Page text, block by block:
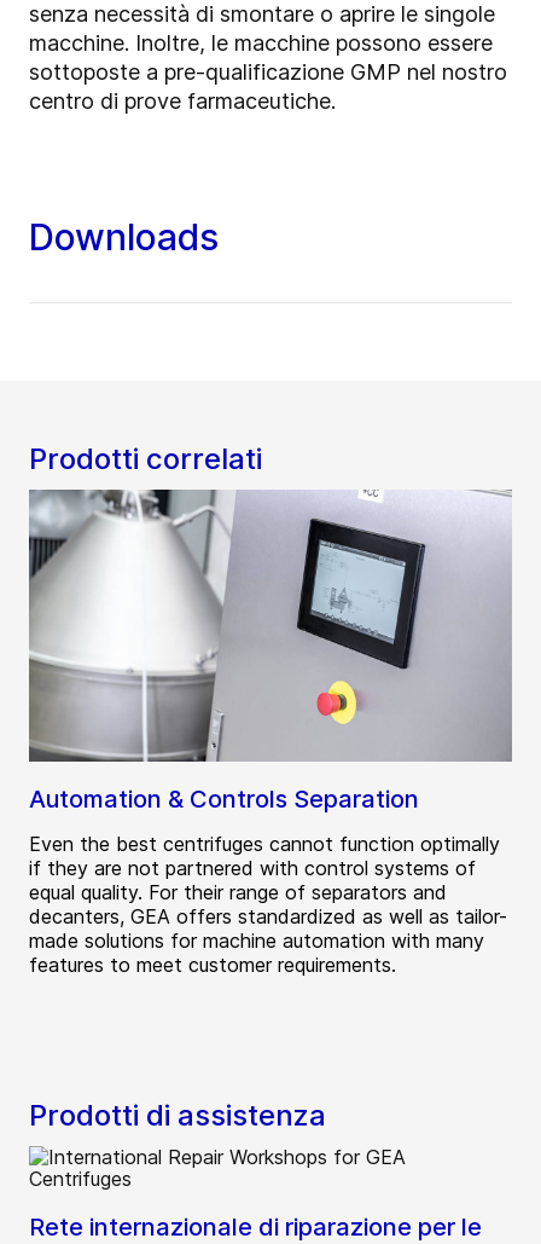
senza necessità di smontare o aprire le singole
macchine. Inoltre, le macchine possono essere
sottoposte a pre-qualificazione GMP nel nostro
centro di prove farmaceutiche.
Downloads
Prodotti correlati
Automation & Controls Separation
Even the best centrifuges cannot function optimally
if they are not partnered with control systems of
equal quality. For their range of separators and
decanters, GEA offers standardized as well as tailor-
made solutions for machine automation with many
features to meet customer requirements.
Prodotti di assistenza
Rete internazionale di riparazione per le